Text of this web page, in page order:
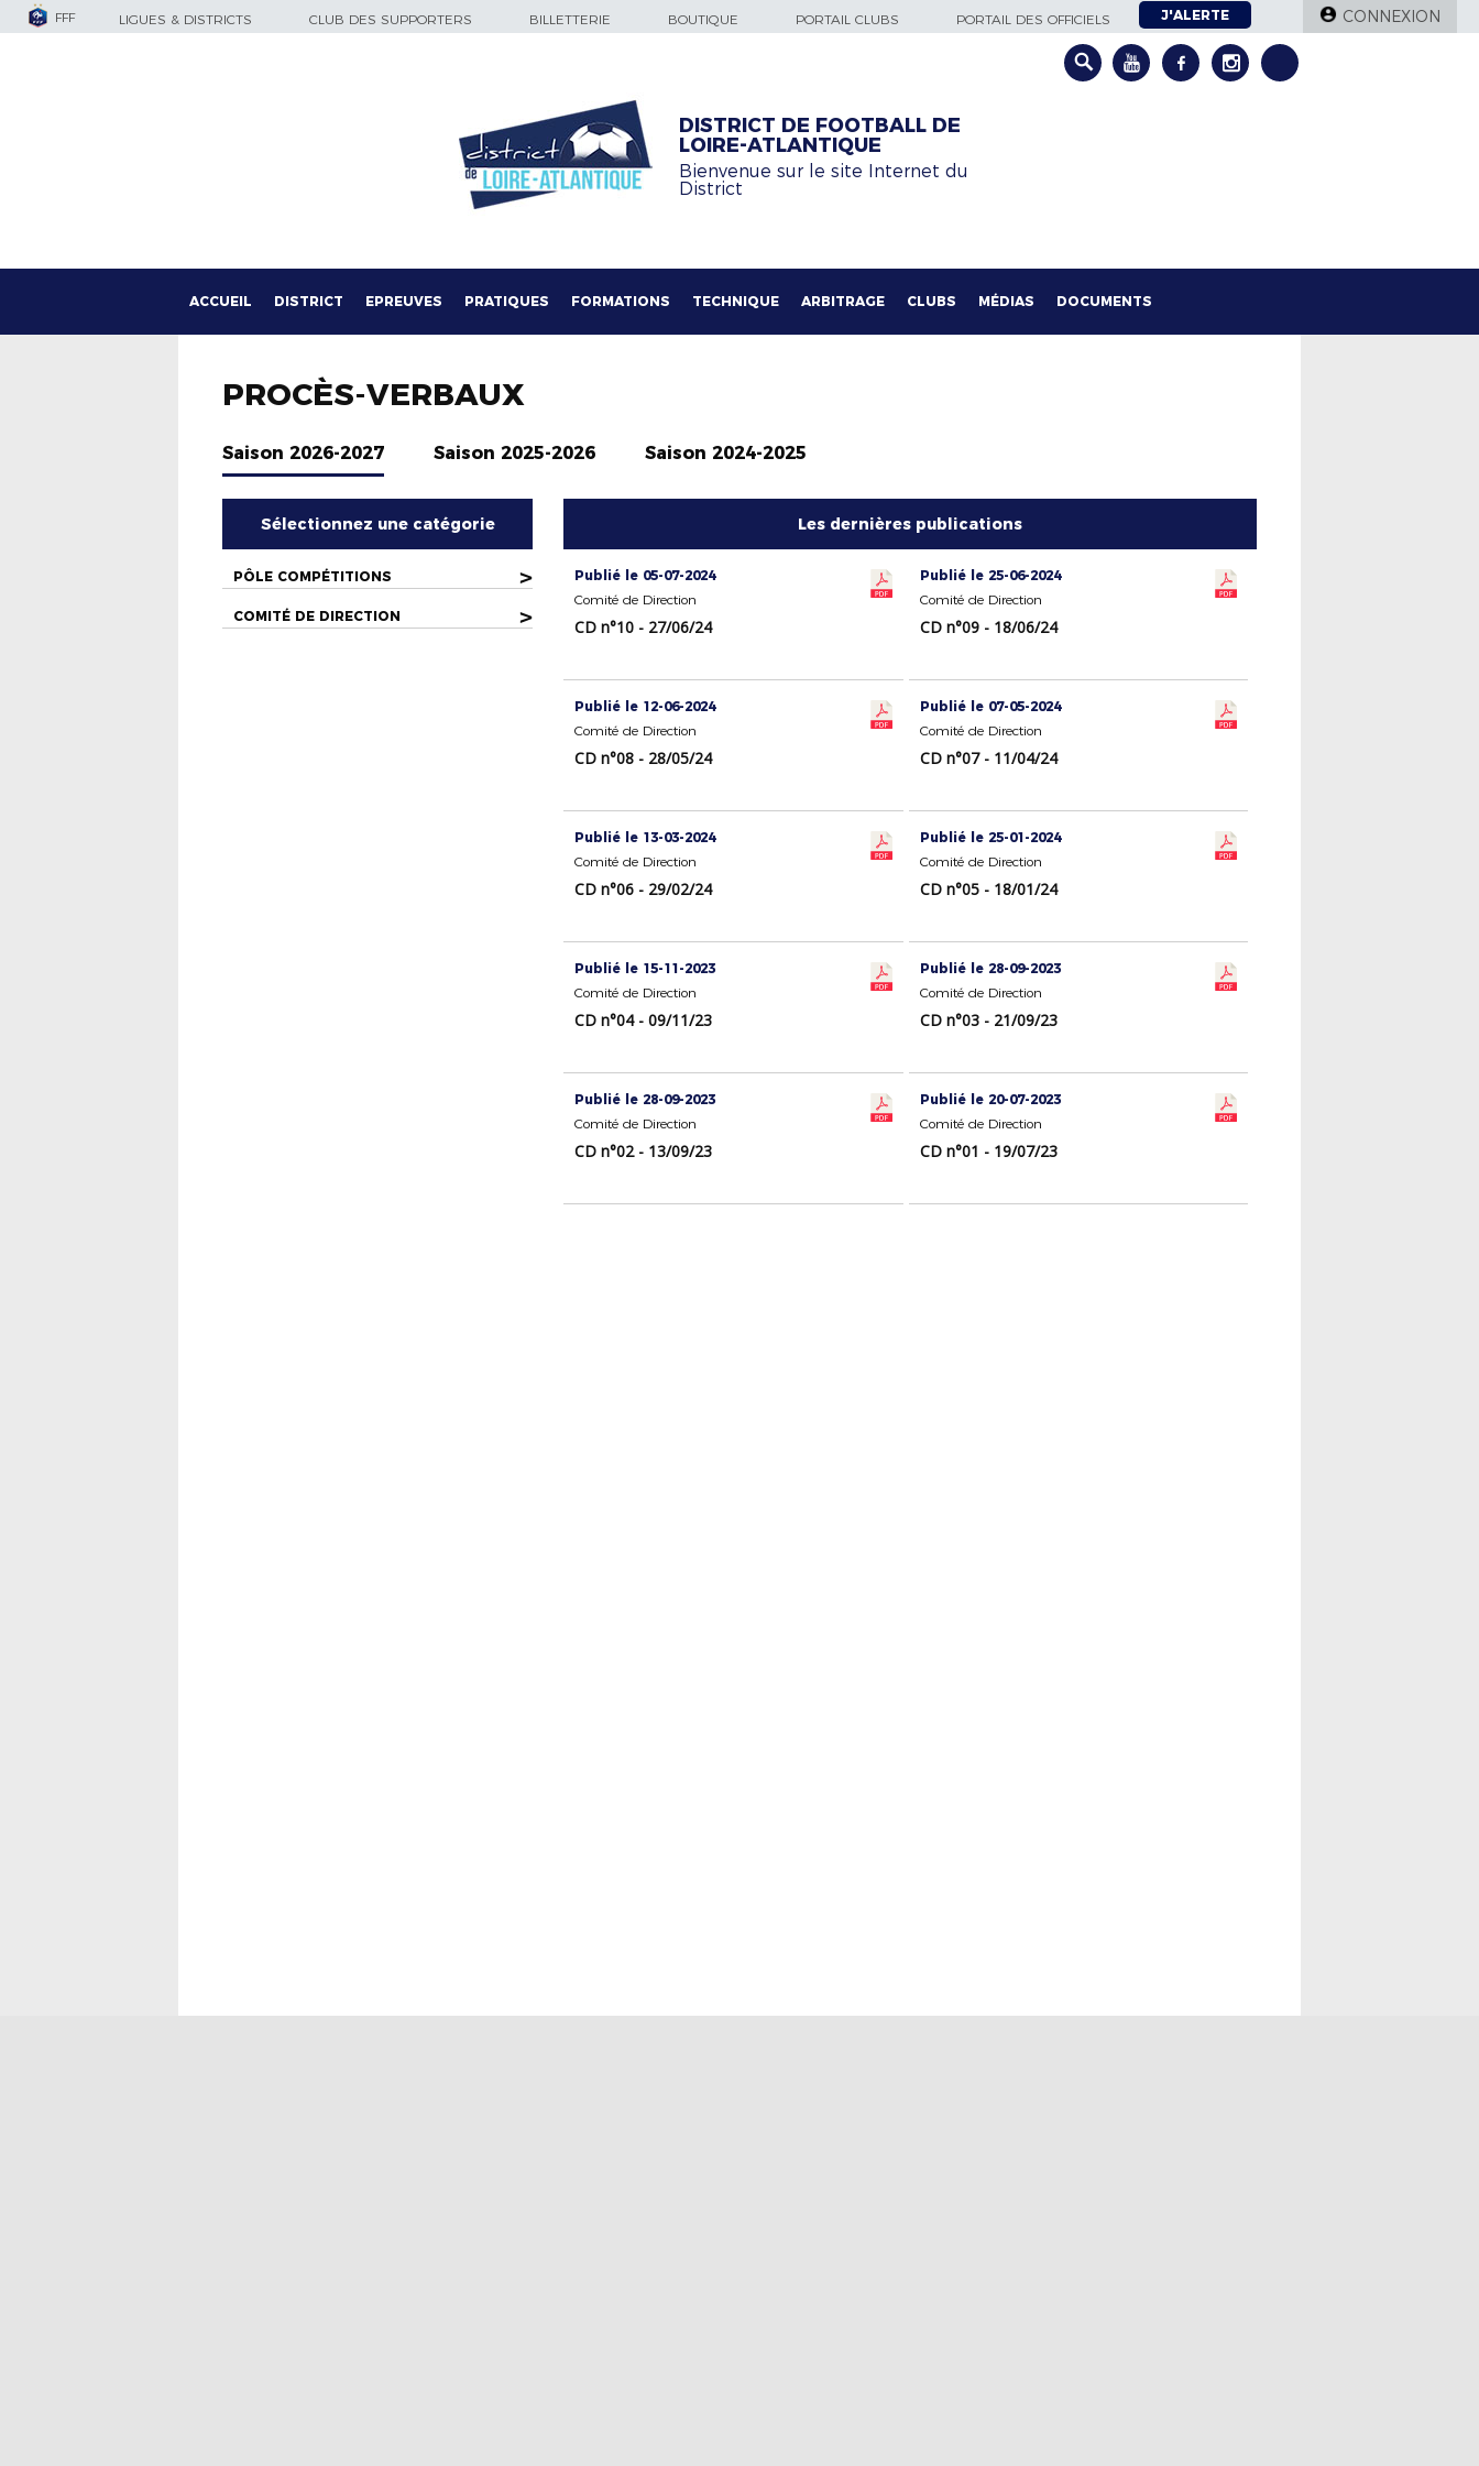
FFF LIGUES & DISTRICTS CLUB DES SUPPORTERS BILLETTERIE BOUTIQUE PORTAIL CLUBS PORTAIL DES OFFICIELS J'ALERTE CONNEXION
DISTRICT DE FOOTBALL DE
LOIRE-ATLANTIQUE
Bienvenue sur le site Internet du
District
ACCUEIL DISTRICT EPREUVES PRATIQUES FORMATIONS TECHNIQUE ARBITRAGE CLUBS MÉDIAS DOCUMENTS
PROCÈS-VERBAUX
Saison 2026-2027 Saison 2025-2026 Saison 2024-2025
Sélectionnez une catégorie
PÔLE COMPÉTITIONS >
COMITÉ DE DIRECTION >
Les dernières publications
Publié le 05-07-2024
Comité de Direction
CD n°10 - 27/06/24
Publié le 25-06-2024
Comité de Direction
CD n°09 - 18/06/24
Publié le 12-06-2024
Comité de Direction
CD n°08 - 28/05/24
Publié le 07-05-2024
Comité de Direction
CD n°07 - 11/04/24
Publié le 13-03-2024
Comité de Direction
CD n°06 - 29/02/24
Publié le 25-01-2024
Comité de Direction
CD n°05 - 18/01/24
Publié le 15-11-2023
Comité de Direction
CD n°04 - 09/11/23
Publié le 28-09-2023
Comité de Direction
CD n°03 - 21/09/23
Publié le 28-09-2023
Comité de Direction
CD n°02 - 13/09/23
Publié le 20-07-2023
Comité de Direction
CD n°01 - 19/07/23